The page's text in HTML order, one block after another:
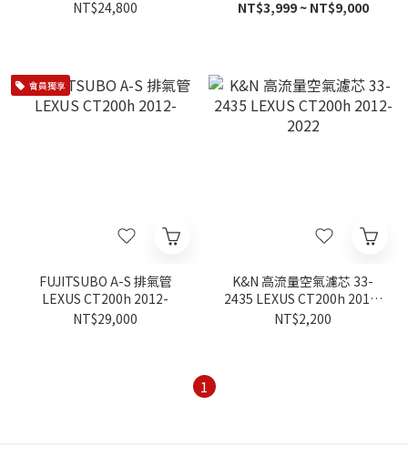
NT$24,800 NT$3,999 ~ NT$9,000
會員獨享
FUJITSUBO A-S 排氣管
LEXUS CT200h 2012-
NT$29,000
K&N 高流量空氣濾芯 33-
2435 LEXUS CT200h 2012-
2022
NT$2,200
1